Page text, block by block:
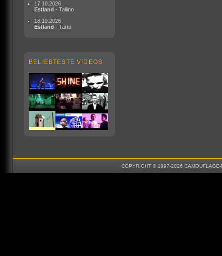
17.10.2026
Estland - Tallinn
18.10.2026
Estland - Tartu
BELIEBTESTE VIDEOS
COPYRIGHT © 1997-2026 CAMOUFLAGE-